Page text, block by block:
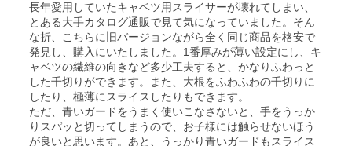
長年愛用していたキャベツ用スライサーが壊れてしまい、
とある大手カタログ通販で見て気になっていました。そん
な折、こちらに旧バージョンながら全く同じ商品を格安で
発見し、購入にいたしました。1番厚みが薄い設定にし、キ
ャベツの繊維の向きなど多少工夫すると、かなりふわっと
した千切りができます。また、大根をふわふわの千切りに
したり、極薄にスライスしたりもできます。
ただ、青いガードをうまく使いこなさないと、手をうっか
りスパッと切ってしまうので、お子様には触らせないほう
が良いと思います。あと、うっかり青いガードもスライス